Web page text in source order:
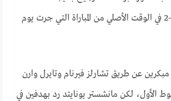
عقب تعادل الفريقين 2-2 في الوقت الأصلي من المباراة التي جرت يوم
عن طريق تشارلز فيرنام وتايرل وارن
الشوط الأول، لكن مانشستر يونايتد رد بهدفين في